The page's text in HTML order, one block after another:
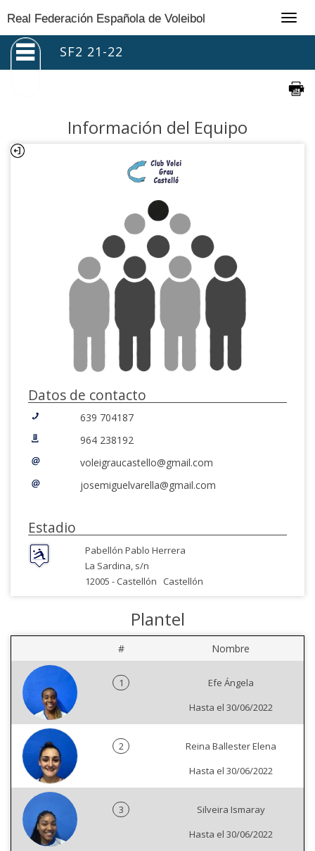
Real Federación Española de Voleibol
SF2 21-22
Información del Equipo
Datos de contacto
639 704187
964 238192
voleigraucastello@gmail.com
josemiguelvarella@gmail.com
Estadio
Pabellón Pablo Herrera
La Sardina, s/n
12005 - Castellón Castellón
Plantel
# Nombre
1
Efe Ángela
Hasta el 30/06/2022
2
Reina Ballester Elena
Hasta el 30/06/2022
3
Silveira Ismaray
Hasta el 30/06/2022